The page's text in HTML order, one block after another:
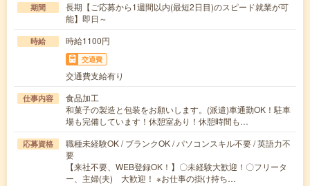
期間
長期【ご応募から1週間以内(最短2日目)のスピード就業が可
能】即日～
時給 時給1100円
交通費
交通費支給有り
仕事内容
食品加工
和菓子の製造と包装をお願いします。(派遣)車通勤OK！駐車
場も完備しています！休憩室あり！休憩時間も…
応募資格
職種未経験OK / ブランクOK / パソコンスキル不要 / 英語力不
要
【来社不要、WEB登録OK！】〇未経験大歓迎！〇フリータ
ー、主婦(夫) 大歓迎！ ※お仕事の掛け持ち…